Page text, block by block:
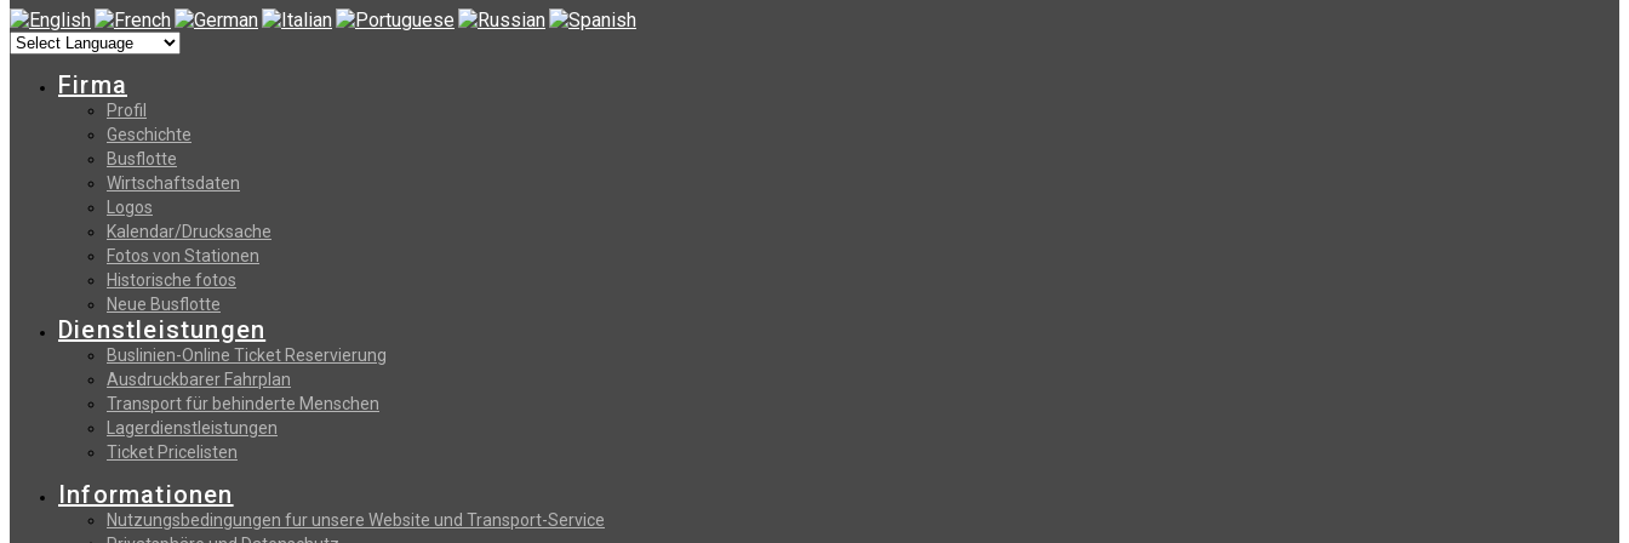
Firma
Profil
Geschichte
Busflotte
Wirtschaftsdaten
Logos
Kalendar/Drucksache
Fotos von Stationen
Historische fotos
Neue Busflotte
Dienstleistungen
Buslinien-Online Ticket Reservierung
Αusdruckbarer Fahrplan
Transport für behinderte Menschen
Lagerdienstleistungen
Ticket Pricelisten
Informationen
Nutzungsbedingungen fur unsere Website und Transport-Service